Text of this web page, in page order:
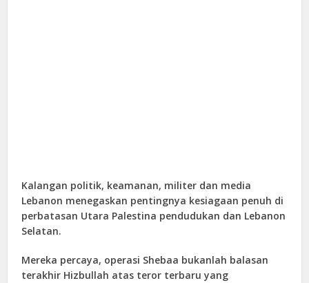
Kalangan politik, keamanan, militer dan media
Lebanon menegaskan pentingnya kesiagaan penuh di
perbatasan Utara Palestina pendudukan dan Lebanon
Selatan.
Mereka percaya, operasi Shebaa bukanlah balasan
terakhir Hizbullah atas teror terbaru yang